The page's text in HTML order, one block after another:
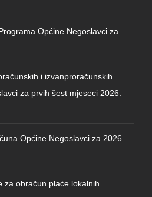
Općine Negoslavci za
i izvanproračunskih
za prvih šest mjeseci 2026.
Općine Negoslavci za 2026.
za obračun plaće lokalnih